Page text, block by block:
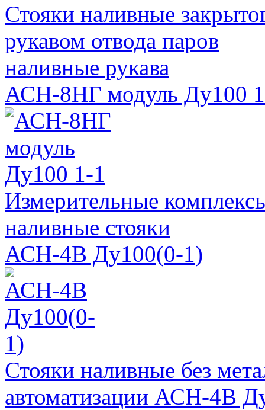
Стояки наливные
рукавом отвода паров
наливные рукава
АСН-8НГ модуль Ду100
Измерительные
наливные стояки
АСН-4В Ду100(0-1)
Стояки наливные без
автоматизации АСН-4В